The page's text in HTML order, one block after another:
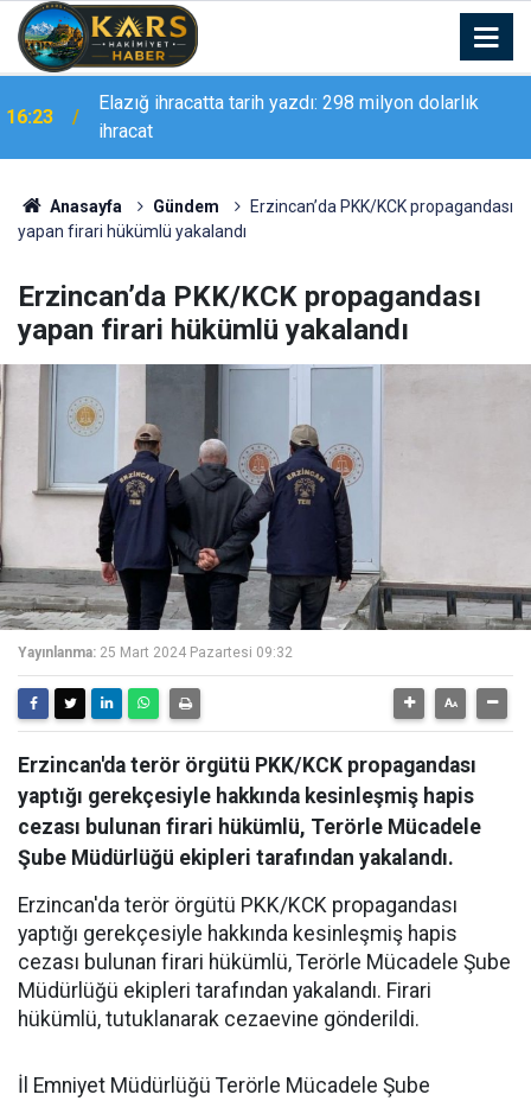
16:23
Elazığ ihracatta tarih yazdı: 298 milyon dolarlık
ihracat
16:21
Vali Polat, ULUMED Kars İl Yönetimini Ağırladı
Anasayfa Gündem
Erzincan’da PKK/KCK propagandası
yapan firari hükümlü yakalandı
Erzincan’da PKK/KCK propagandası
yapan firari hükümlü yakalandı
Yayınlanma: 25 Mart 2024 Pazartesi 09:32
Erzincan'da terör örgütü PKK/KCK propagandası
yaptığı gerekçesiyle hakkında kesinleşmiş hapis
cezası bulunan firari hükümlü, Terörle Mücadele
Şube Müdürlüğü ekipleri tarafından yakalandı.
Erzincan'da terör örgütü PKK/KCK propagandası
yaptığı gerekçesiyle hakkında kesinleşmiş hapis
cezası bulunan firari hükümlü, Terörle Mücadele Şube
Müdürlüğü ekipleri tarafından yakalandı. Firari
hükümlü, tutuklanarak cezaevine gönderildi.
İl Emniyet Müdürlüğü Terörle Mücadele Şube